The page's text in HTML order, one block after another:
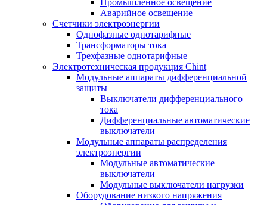
Аварийное освещение
Счетчики электроэнергии
Однофазные однотарифные
Трансформаторы тока
Трехфазные однотарифные
Электротехническая продукция Chint
Модульные аппараты дифференциальной
защиты
Выключатели дифференциального
тока
Дифференциальные автоматические
выключатели
Модульные аппараты распределения
электроэнергии
Модульные автоматические
выключатели
Модульные выключатели нагрузки
Оборудование низкого напряжения